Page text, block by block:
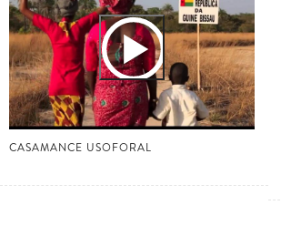
CASAMANCE USOFORAL